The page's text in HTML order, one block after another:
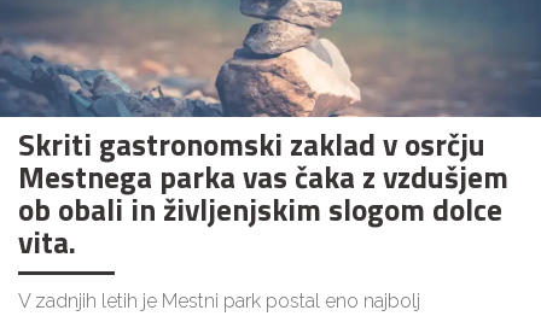
Skriti gastronomski zaklad v osrčju
Mestnega parka vas čaka z vzdušjem
ob obali in življenjskim slogom dolce
vita.
V zadnjih letih je Mestni park postal eno najbolj